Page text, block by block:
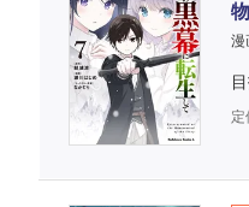
定